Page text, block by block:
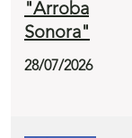
"Arroba
Sonora"
28/07/2026